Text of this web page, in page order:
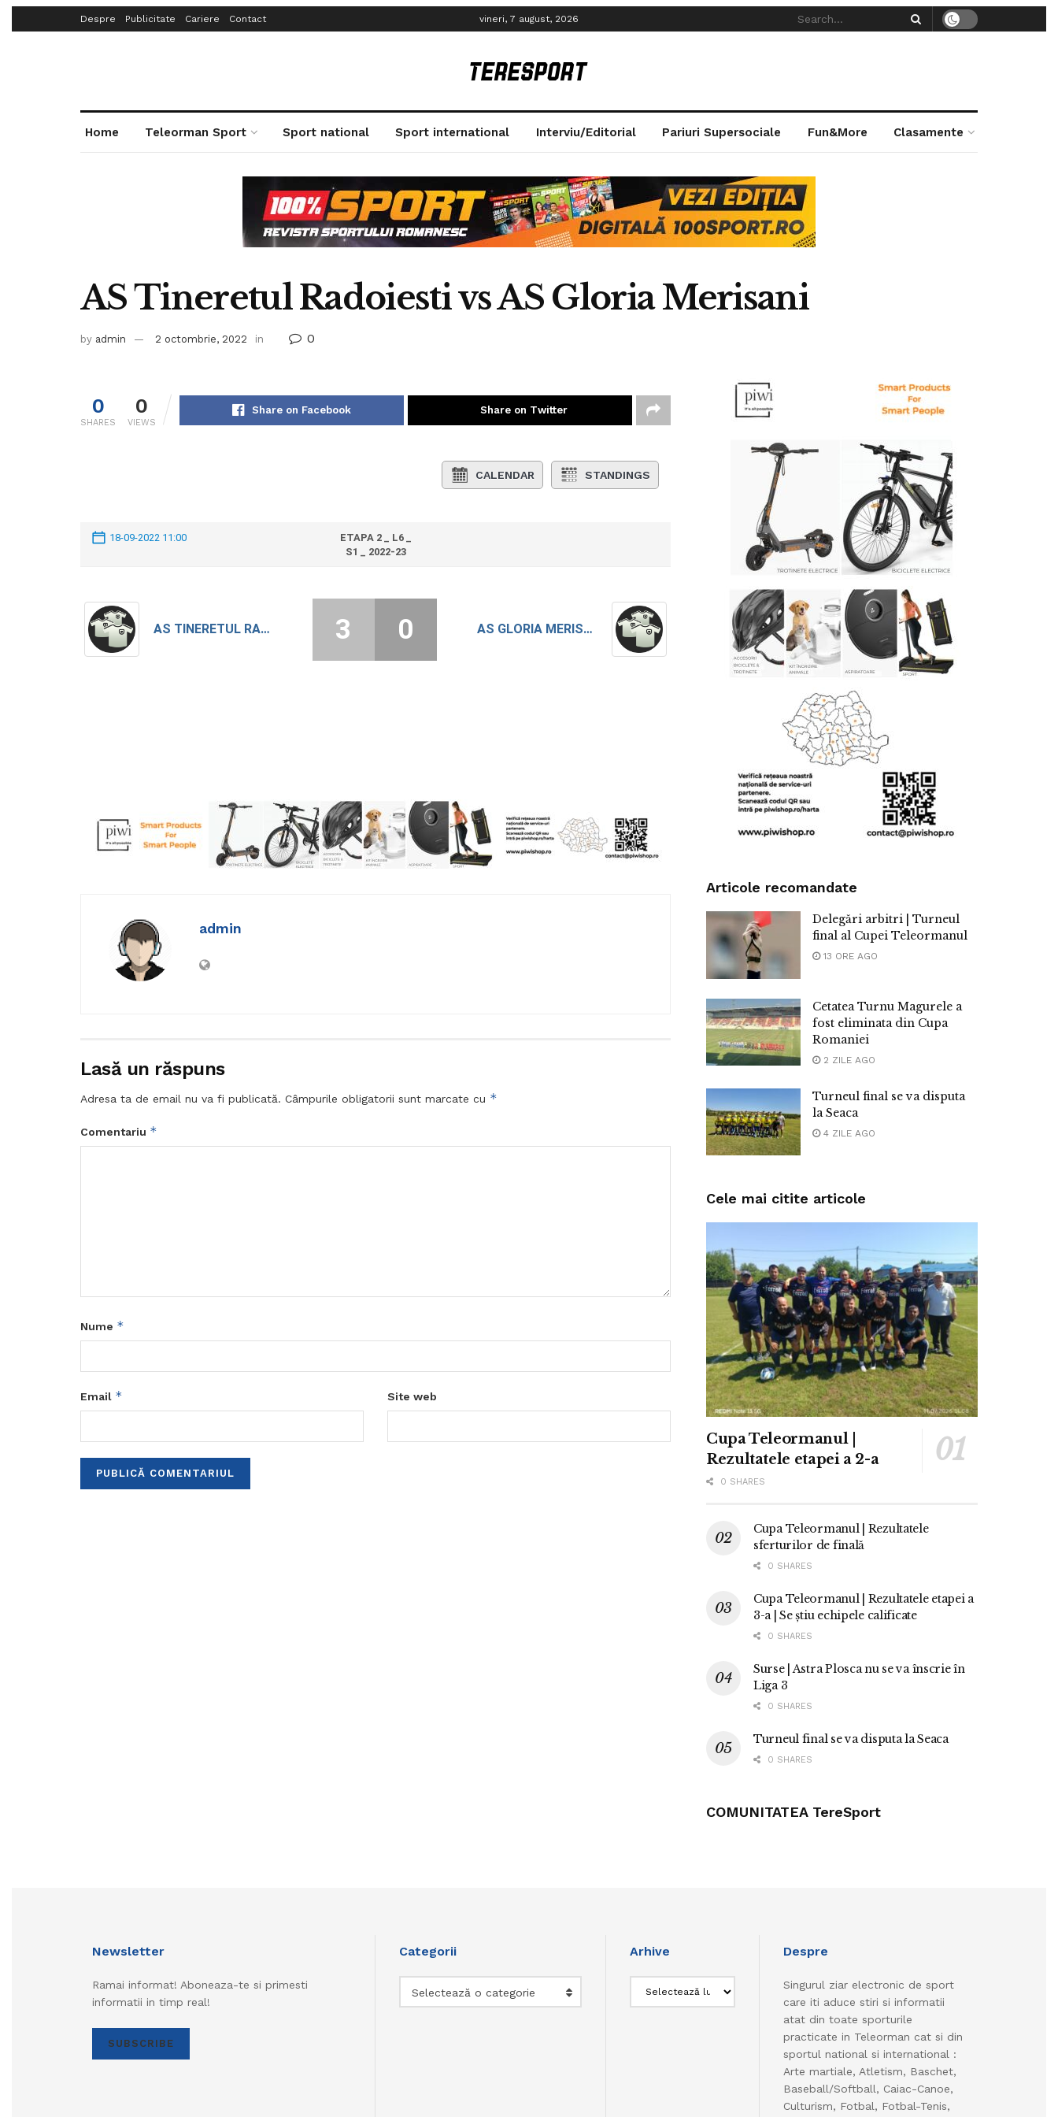
Despre Publicitate Cariere Contact vineri, 7 august, 2026
Home Teleorman Sport Sport national Sport international Interviu/Editorial Pariuri Supersociale Fun&More Clasamente
AS Tineretul Radoiesti vs AS Gloria Merisani
by admin 2 octombrie, 2022 in 0
0
SHARES
0
VIEWS
Share on Facebook Share on Twitter
CALENDAR STANDINGS
18-09-2022 11:00
ETAPA 2 _ L6 _
S1 _ 2022-23
AS TINERETUL RADOIESTI AS GLORIA MERISANI
3 0
admin
Lasă un răspuns
Adresa ta de email nu va fi publicată. Câmpurile obligatorii sunt marcate cu *
Comentariu *
Nume *
Email * Site web
Articole recomandate
Delegări arbitri | Turneul
final al Cupei Teleormanul
13 ORE AGO
Cetatea Turnu Magurele a
fost eliminata din Cupa
Romaniei
2 ZILE AGO
Turneul final se va disputa
la Seaca
4 ZILE AGO
Cele mai citite articole
Cupa Teleormanul |
Rezultatele etapei a 2-a
0 SHARES
Cupa Teleormanul | Rezultatele
sferturilor de finală
0 SHARES
Cupa Teleormanul | Rezultatele etapei a
3-a | Se știu echipele calificate
0 SHARES
Surse | Astra Plosca nu se va înscrie în
Liga 3
0 SHARES
Turneul final se va disputa la Seaca
0 SHARES
COMUNITATEA TereSport
Newsletter
Ramai informat! Aboneaza-te si primesti
informatii in timp real!
SUBSCRIBE
Categorii
Selectează o categorie
Arhive Despre
Singurul ziar electronic de sport
care iti aduce stiri si informatii
atat din toate sporturile
practicate in Teleorman cat si din
sportul national si international :
Arte martiale, Atletism, Baschet,
Baseball/Softball, Caiac-Canoe,
Culturism, Fotbal, Fotbal-Tenis,